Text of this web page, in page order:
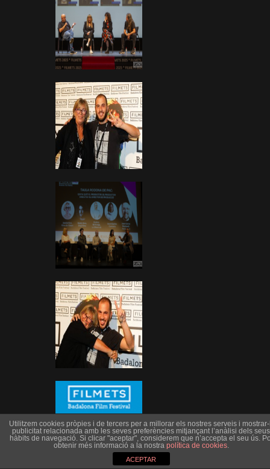
Utilitzem cookies pròpies i de tercers per a millorar els nostres serveis i
publicitat relacionada amb les seves preferències mitjançant l’anàlisi dels seus
hàbits de navegació. Si clicar "aceptar", considerem que n’accepta el seu ús.
obtenir més informació a la nostra política de cookies.
ACEPTAR